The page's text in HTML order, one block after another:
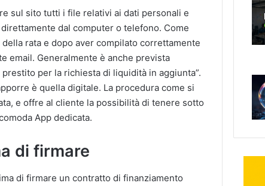
sul sito tutti i file relativi ai dati personali e
dal computer o telefono. Come
rata e dopo aver compilato correttamente
email. Generalmente è anche prevista
prestito per la richiesta di liquidità in aggiunta”.
è quella digitale. La procedura come si
e offre al cliente la possibilità di tenere sotto
App dedicata.
di firmare
di firmare un contratto di finanziamento